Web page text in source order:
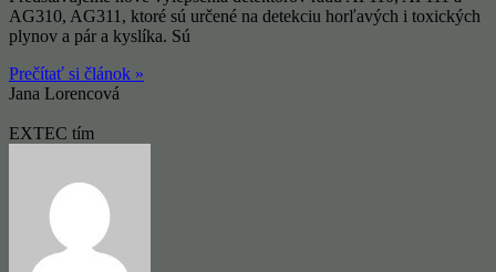
AG310, AG311, ktoré sú určené na detekciu horľavých i toxických
plynov a pár a kyslíka. Sú
Prečítať si článok »
Jana Lorencová
EXTEC tím